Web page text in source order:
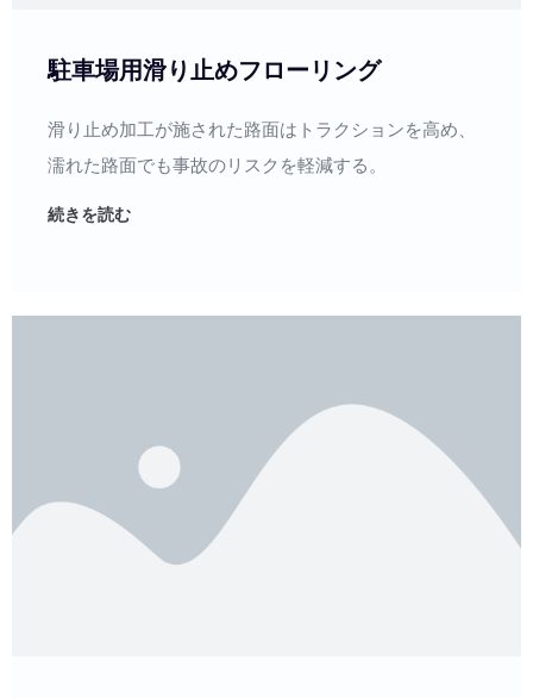
駐車場用滑り止めフローリング
滑り止め加工が施された路面はトラクションを高め、
濡れた路面でも事故のリスクを軽減する。
続きを読む